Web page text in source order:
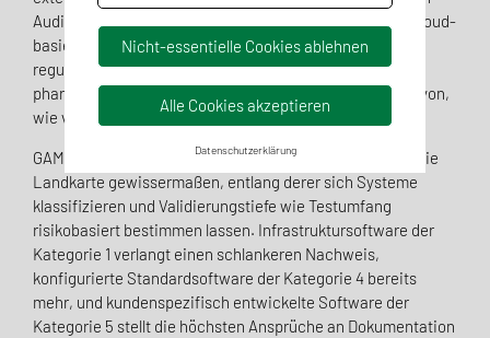
Auditrecht des Auftraggebers verlangt. Besonders bei Cloud-
basierten oder ausgelagerten Lösungen bleibt die
regulatorische Verantwortung immer beim
pharmazeutischen Unternehmen selbst, unabhängig davon,
wie viele externe Parteien am Code beteiligt waren.
GAMP 5 liefert dafür einen möglichen Referenzrahmen, die
Landkarte gewissermaßen, entlang derer sich Systeme
klassifizieren und Validierungstiefe wie Testumfang
risikobasiert bestimmen lassen. Infrastruktursoftware der
Kategorie 1 verlangt einen schlankeren Nachweis,
konfigurierte Standardsoftware der Kategorie 4 bereits
mehr, und kundenspezifisch entwickelte Software der
Kategorie 5 stellt die höchsten Ansprüche an Dokumentation
Nicht-essentielle Cookies ablehnen
Alle Cookies akzeptieren
Datenschutzerklärung